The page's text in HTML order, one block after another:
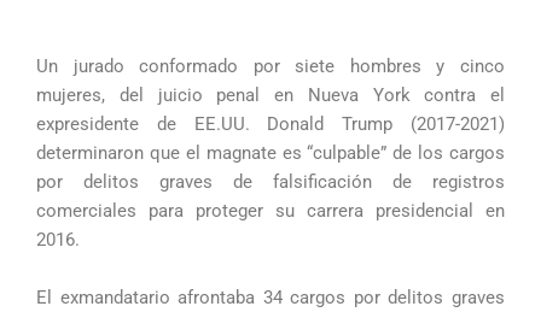
Un jurado conformado por siete hombres y cinco
mujeres, del juicio penal en Nueva York contra el
expresidente de EE.UU. Donald Trump (2017-2021)
determinaron que el magnate es “culpable” de los cargos
por delitos graves de falsificación de registros
comerciales para proteger su carrera presidencial en
2016.
El exmandatario afrontaba 34 cargos por delitos graves